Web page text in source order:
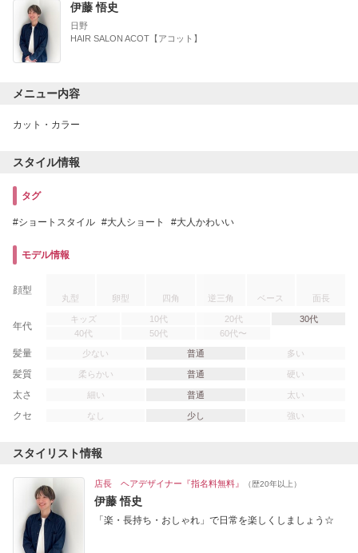
伊藤 悟史
日野
HAIR SALON ACOT【アコット】
メニュー内容
カット・カラー
スタイル情報
タグ
ショートスタイル 大人ショート 大人かわいい
モデル情報
顔型
丸型 卵型 四角 逆三角 ベース 面長
年代
キッズ 10代 20代
30代
40代
50代 60代〜
髪量 少ない 普通 多い
髪質 柔らかい 普通 硬い
太さ 細い 普通 太い
クセ なし 少し 強い
スタイリスト情報
店長 ヘアデザイナー『指名料無料』 （歴20年以上）
伊藤 悟史
「楽・長持ち・おしゃれ」で日常を楽しくしましょう☆